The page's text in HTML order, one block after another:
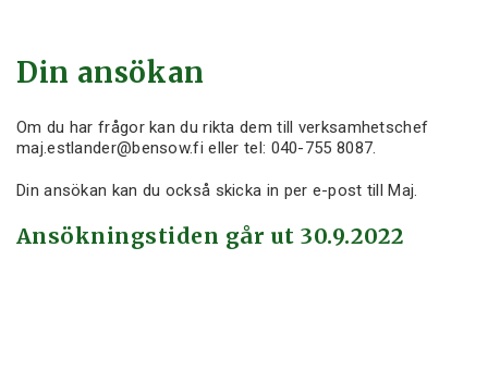
Din ansökan
Om du har frågor kan du rikta dem till verksamhetschef
maj.estlander@bensow.fi eller tel: 040-755 8087.
Din ansökan kan du också skicka in per e-post till Maj.
Ansökningstiden går ut 30.9.2022